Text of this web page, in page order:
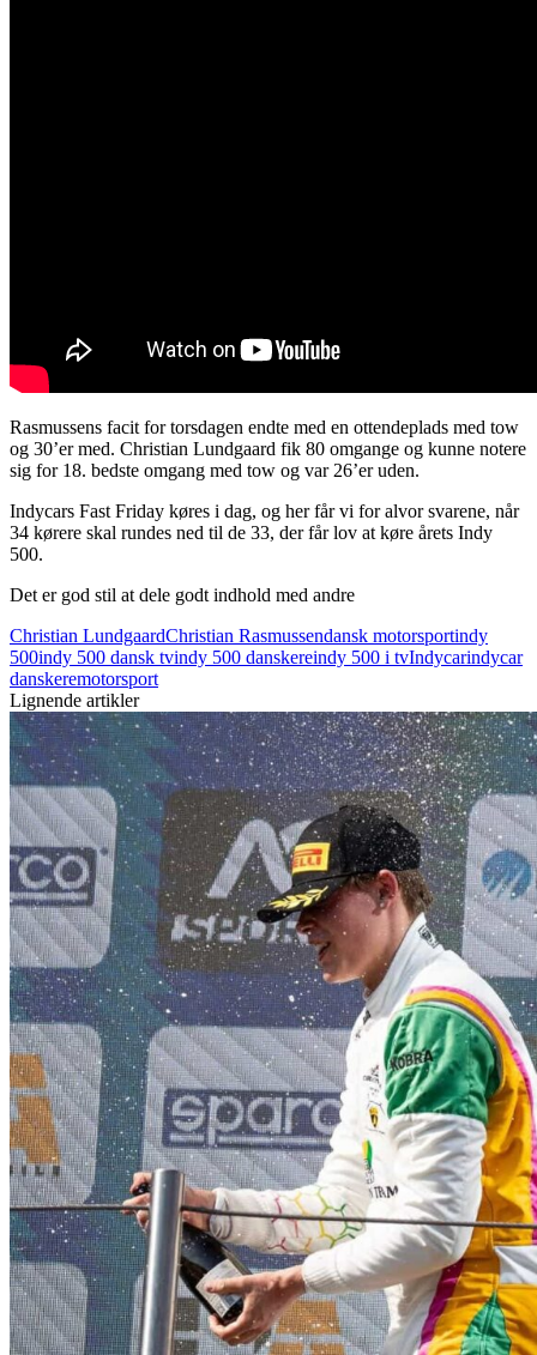
Rasmussens facit for torsdagen endte med en ottendeplads med tow
og 30’er med. Christian Lundgaard fik 80 omgange og kunne notere
sig for 18. bedste omgang med tow og var 26’er uden.
Indycars Fast Friday køres i dag, og her får vi for alvor svarene, når
34 kørere skal rundes ned til de 33, der får lov at køre årets Indy
500.
Det er god stil at dele godt indhold med andre
Christian LundgaardChristian Rasmussendansk motorsportindy
500indy 500 dansk tvindy 500 danskereindy 500 i tvIndycarindycar
danskeremotorsport
Lignende artikler